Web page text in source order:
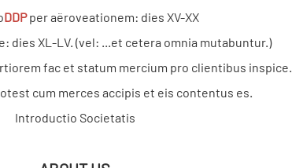
DDPper aëroveationem: dies XV-XX
dies XL-LV. (vel: ...et cetera omnia mutabuntur.)
fac et statum mercium pro clientibus inspice.
cum merces accipis et eis contentus es.
Introductio Societatis